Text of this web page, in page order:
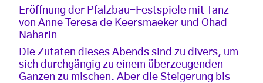
Eröffnung der Pfalzbau-Festspiele mit Tanz
von Anne Teresa de Keersmaeker und Ohad
Naharin
Die Zutaten dieses Abends sind zu divers, um
sich durchgängig zu einem überzeugenden
Ganzen zu mischen. Aber die Steigerung bis